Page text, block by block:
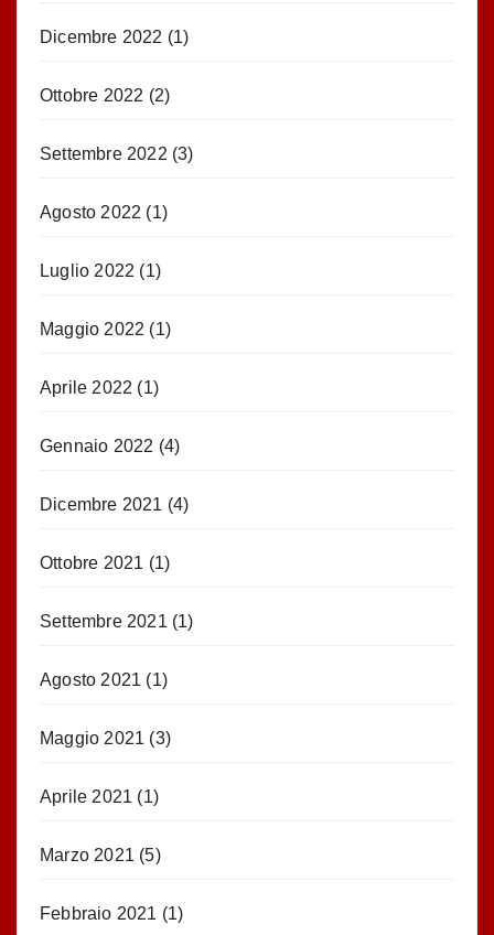
Dicembre 2022 (1)
Ottobre 2022 (2)
Settembre 2022 (3)
Agosto 2022 (1)
Luglio 2022 (1)
Maggio 2022 (1)
Aprile 2022 (1)
Gennaio 2022 (4)
Dicembre 2021 (4)
Ottobre 2021 (1)
Settembre 2021 (1)
Agosto 2021 (1)
Maggio 2021 (3)
Aprile 2021 (1)
Marzo 2021 (5)
Febbraio 2021 (1)